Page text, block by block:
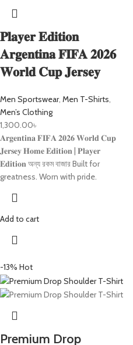
𝐏𝐥𝐚𝐲𝐞𝐫 𝐄𝐝𝐢𝐭𝐢𝐨𝐧
𝐀𝐫𝐠𝐞𝐧𝐭𝐢𝐧𝐚 𝐅𝐈𝐅𝐀 𝟐𝟎𝟐𝟔
𝐖𝐨𝐫𝐥𝐝 𝐂𝐮𝐩 𝐉𝐞𝐫𝐬𝐞𝐲
Men Sportswear, Men T-Shirts,
Men’s Clothing
1,300.00৳
𝐀𝐫𝐠𝐞𝐧𝐭𝐢𝐧𝐚 𝐅𝐈𝐅𝐀 𝟐𝟎𝟐𝟔 𝐖𝐨𝐫𝐥𝐝 𝐂𝐮𝐩
𝐉𝐞𝐫𝐬𝐞𝐲 𝐇𝐨𝐦𝐞 𝐄𝐝𝐢𝐭𝐢𝐨𝐧 | 𝐏𝐥𝐚𝐲𝐞𝐫
𝐄𝐝𝐢𝐭𝐢𝐨𝐧 অন্য রকম বাজার Built for
greatness. Worn with pride.
Add to cart
-13% Hot
Premium Drop